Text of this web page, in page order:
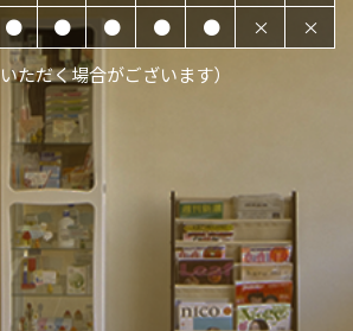
● ● ● ● ● ×
×
ただく場合がございます）